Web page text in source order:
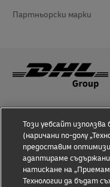
Партньорски марки
Осведоменост относно
Правна информация
Условия за ползване
Информация за
Този уебсайт
(наричани по-долу
предоставим
адаптираме
натискане на „Приемам
Технологии да бъдат